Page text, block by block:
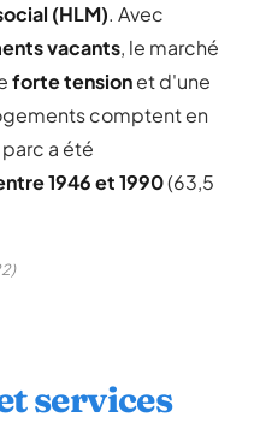
(HLM). Avec
vacants, le marché
forte tensionet d'une
comptent en
parc a été
1946 et 1990(63,5
services